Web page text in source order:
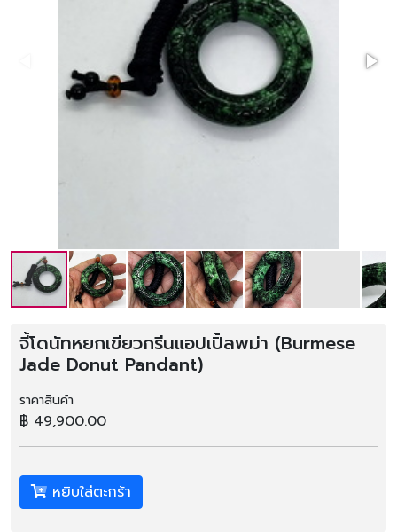
จี้โดนัทหยกเขียวกรีนแอปเปิ้ลพม่า (Burmese
Jade Donut Pandant)
ราคาสินค้า
฿ 49,900.00
หยิบใส่ตะกร้า